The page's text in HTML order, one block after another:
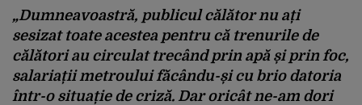
„Dumneavoastră, publicul călător nu ați
sesizat toate acestea pentru că trenurile de
călători au circulat trecând prin apă și prin foc,
salariații metroului făcându-și cu brio datoria
într-o situație de criză. Dar oricât ne-am dori